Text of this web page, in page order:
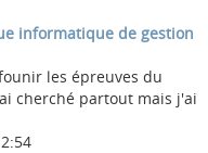
informatique de gestion
les épreuves du
cherché partout mais j'ai